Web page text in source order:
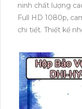
ninh chất lượng
Full HD 1080p,
chi tiết. Thiết kế
quan sát ban
chỉnh ánh sáng.
tính năng cảnh
điện thoại di
cho người sử dụng.